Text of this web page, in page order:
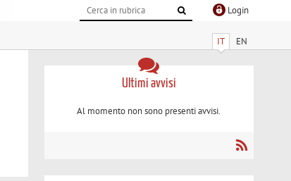
Login
IT EN
Ultimi avvisi
Al momento non sono presenti avvisi.